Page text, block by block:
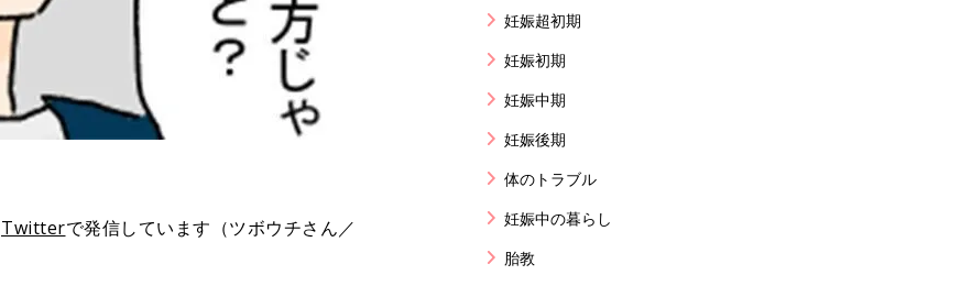
Twitterで発信しています（ツボウチさん／
妊娠超初期
妊娠初期
妊娠中期
妊娠後期
体のトラブル
妊娠中の暮らし
胎教